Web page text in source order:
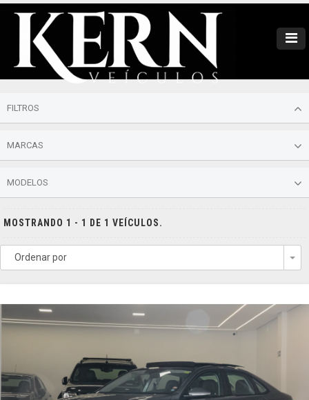
FILTROS
MARCAS
MODELOS
MOSTRANDO 1 - 1 DE 1 VEÍCULOS.
Ordenar por